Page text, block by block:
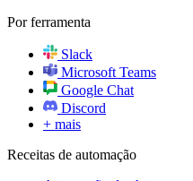
Por ferramenta
Slack
Microsoft Teams
Google Chat
Discord
+ mais
Receitas de automação